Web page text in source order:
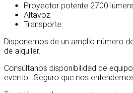
Proyector potente 2700
Altavoz.
Transporte.
Disponemos de un amplio número
de alquiler.
Consúltanos disponibilidad de
evento. ¡Seguro que nos